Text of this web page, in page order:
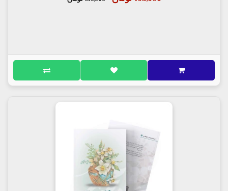
امام عسکری علیه السلام فرمود: «به خدا سوگند! به
زودی پسری خواهم داشت که زمین را پر از عدل و داد
می کند».(2)
کوفه برگشتند برایِ مردم خطبه ای خواندند... در آن
خطبه نخست خدا را سپاس گفتند و درود به روان
پیامبرصلی الله علیه وآله فرستادند و نعمت هایی را که
خداوند به رسولش و بر خود آن حضرت عنایت کرده را
یکی یکی شمرده، سپس فرمودند: از جمله نعمت های
خداوند بر من، آن است که مهدیّ این امّت از فرزندان